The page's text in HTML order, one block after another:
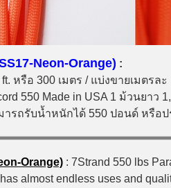
Neon-Orange) :
หรือ 300 เมตร / แบ่งขายเมตรล
550 Made in USA 1 ม้วนยาว
ารถรับน้ำหนักได้ 550 ปอนด์ หรือ
Orange) : 7Strand 550 lbs
almost endless uses and